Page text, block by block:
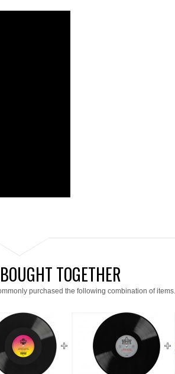
TOGETHER
purchased the following combination of items.